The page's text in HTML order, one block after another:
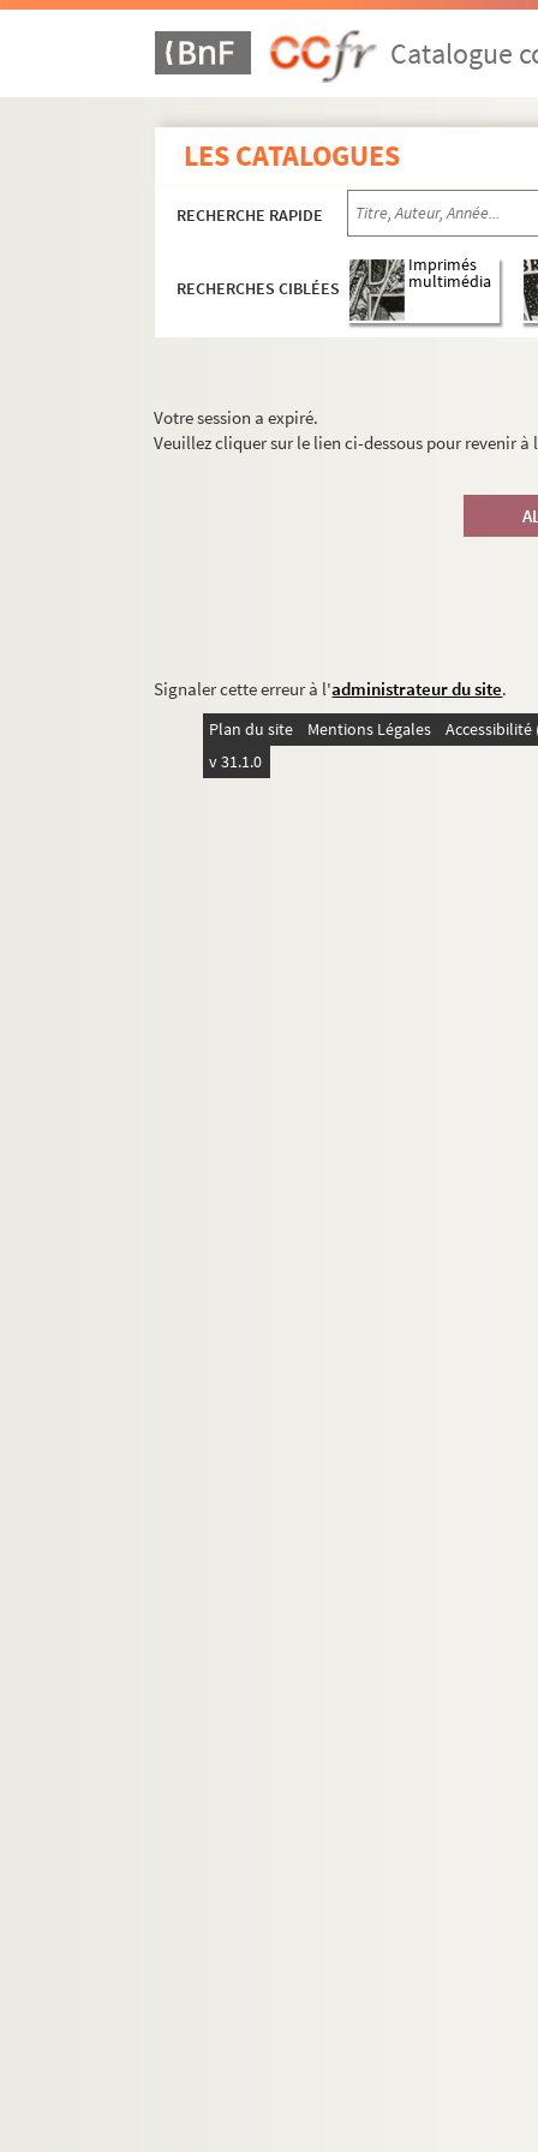
Catalogue
LES CATALOGUES
RECHERCHE RAPIDE
RECHERCHES CIBLÉES
Imprimés
multimédia
Votre session a expiré.
Veuillez cliquer sur le lien ci-dessous pour revenir
Signaler cette erreur à l'administrateur du site.
Plan du site Mentions Légales
v 31.1.0